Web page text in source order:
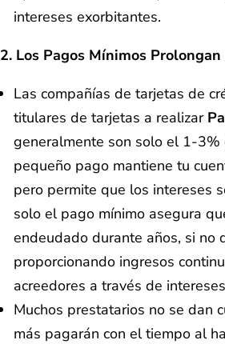
intereses exorbitantes.
2. Los Pagos Mínimos Prolongan
Las compañías de tarjetas de
titulares de tarjetas a realizar
generalmente son solo el 1-3%
pequeño pago mantiene tu
pero permite que los intereses
solo el pago mínimo asegura
endeudado durante años, si no
proporcionando ingresos
acreedores a través de
Muchos prestatarios no se dan
más pagarán con el tiempo al